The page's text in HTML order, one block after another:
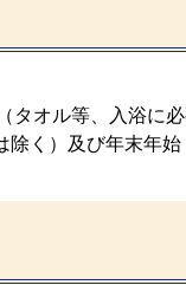
オル等、入浴に必
く）及び年末年始